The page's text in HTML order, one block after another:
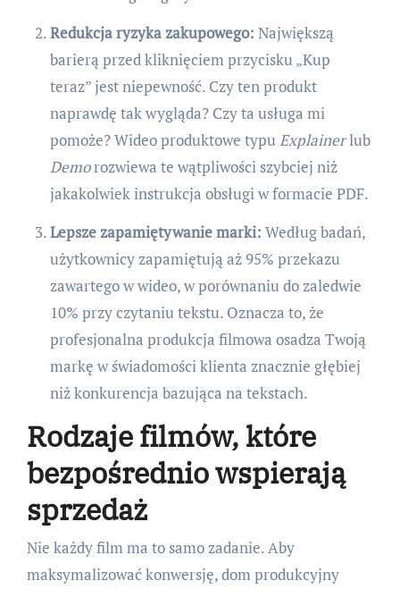
Redukcja ryzyka zakupowego: Największą
barierą przed kliknięciem przycisku „Kup
teraz” jest niepewność. Czy ten produkt
naprawdę tak wygląda? Czy ta usługa mi
pomoże? Wideo produktowe typu Explainerlub
Demorozwiewa te wątpliwości szybciej niż
jakakolwiek instrukcja obsługi w formacie PDF.
Lepsze zapamiętywanie marki: Według badań,
użytkownicy zapamiętują aż 95% przekazu
zawartego w wideo, w porównaniu do zaledwie
10% przy czytaniu tekstu. Oznacza to, że
profesjonalna produkcja filmowa osadza Twoją
markę w świadomości klienta znacznie głębiej
niż konkurencja bazująca na tekstach.
Rodzaje filmów, które
bezpośrednio wspierają
sprzedaż
Nie każdy film ma to samo zadanie. Aby
maksymalizować konwersję, dom produkcyjny